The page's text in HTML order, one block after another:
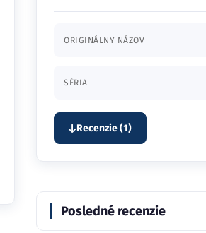
ORIGINÁLNY NÁZOV
SÉRIA
Recenzie (1)
Posledné recenzie